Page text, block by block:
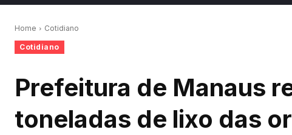
Home Cotidiano
Cotidiano
Prefeitura de Manaus
toneladas de lixo das